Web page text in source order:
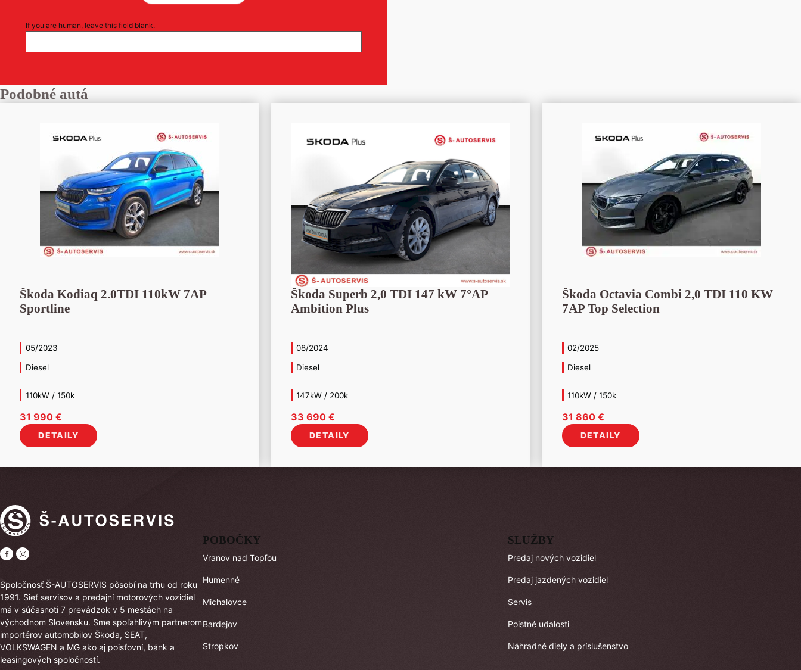
If you are human, leave this field blank.
Podobné autá
Škoda Kodiaq 2.0TDI 110kW 7AP
Sportline
05/2023
Diesel
110kW / 150k
31 990€
DETAILY
Škoda Superb 2,0 TDI 147 kW 7°AP
Ambition Plus
08/2024
Diesel
147kW / 200k
33 690 €
DETAILY
Škoda Octavia Combi 2,0 TDI 110 KW
7AP Top Selection
02/2025
Diesel
110kW / 150k
31 860 €
DETAILY
Spoločnosť Š-AUTOSERVIS pôsobí na trhu od roku
1991. Sieť servisov a predajní motorových vozidiel
má v súčasnoti 7 prevádzok v 5 mestách na
východnom Slovensku. Sme spoľahlivým partnerom
importérov automobilov Škoda, SEAT,
VOLKSWAGEN a MG ako aj poisťovní, bánk a
leasingových spoločností.
POBOČKY
Vranov nad Topľou
Humenné
Michalovce
Bardejov
Stropkov
SLUŽBY
Predaj nových vozidiel
Predaj jazdených vozidiel
Servis
Poistné udalosti
Náhradné diely a príslušenstvo